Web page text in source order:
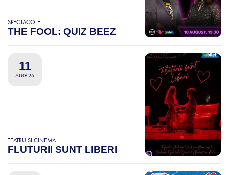
SPECTACOLE
THE FOOL: QUIZ BEEZ
11
AUG 26
TEATRU ȘI CINEMA
FLUTURII SUNT LIBERI